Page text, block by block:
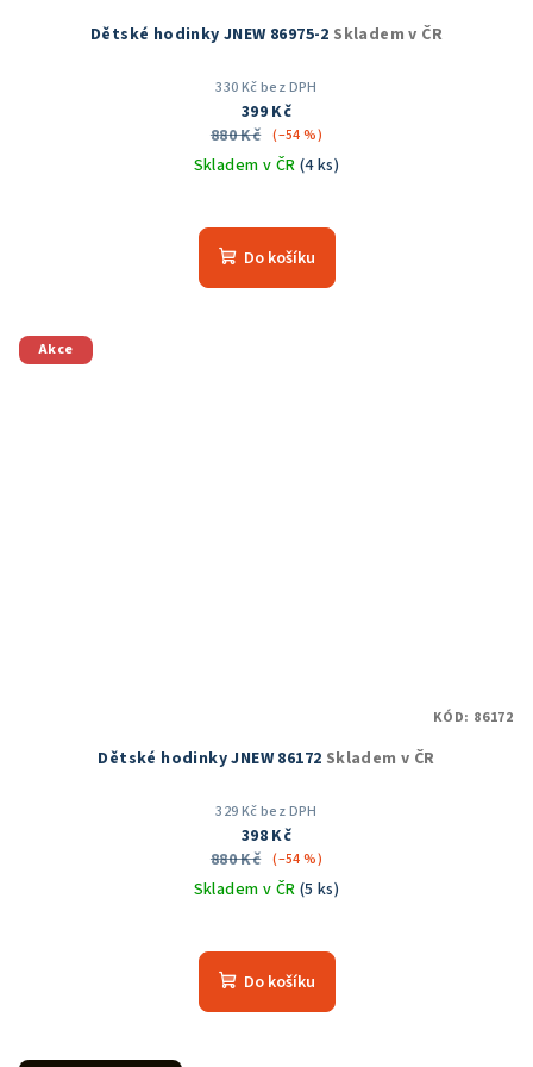
Dětské hodinky JNEW 86975-2 Skladem v ČR
330 Kč bez DPH
399 Kč
880 Kč (–54 %)
Skladem v ČR (4 ks)
Do košíku
Akce
Dětské hodinky JNEW 86172 Skladem v ČR
329 Kč bez DPH
398 Kč
880 Kč (–54 %)
Skladem v ČR (5 ks)
Do košíku
KÓD: 86172